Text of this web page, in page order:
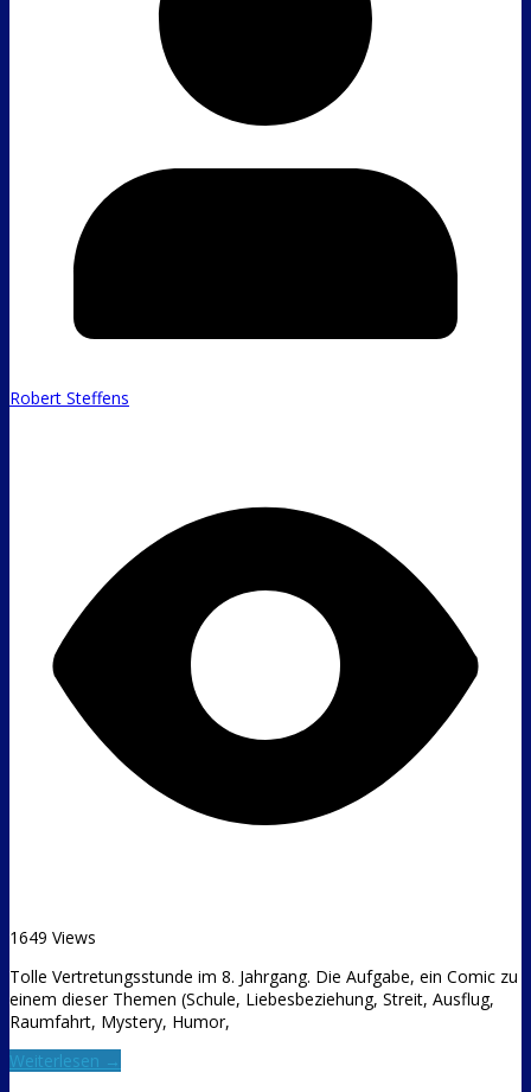
Robert Steffens
1649 Views
Tolle Vertretungsstunde im 8. Jahrgang. Die Aufgabe, ein Comic zu
einem dieser Themen (Schule, Liebesbeziehung, Streit, Ausflug,
Raumfahrt, Mystery, Humor,
Weiterlesen →